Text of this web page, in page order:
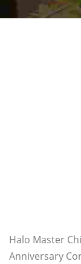
Halo Master
Anniversary